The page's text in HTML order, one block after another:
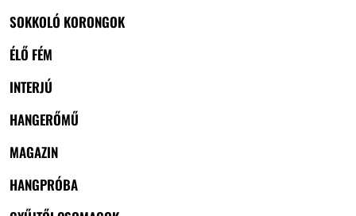
SOKKOLÓ KORONGOK
ÉLŐ FÉM
INTERJÚ
HANGERŐMŰ
MAGAZIN
HANGPRÓBA